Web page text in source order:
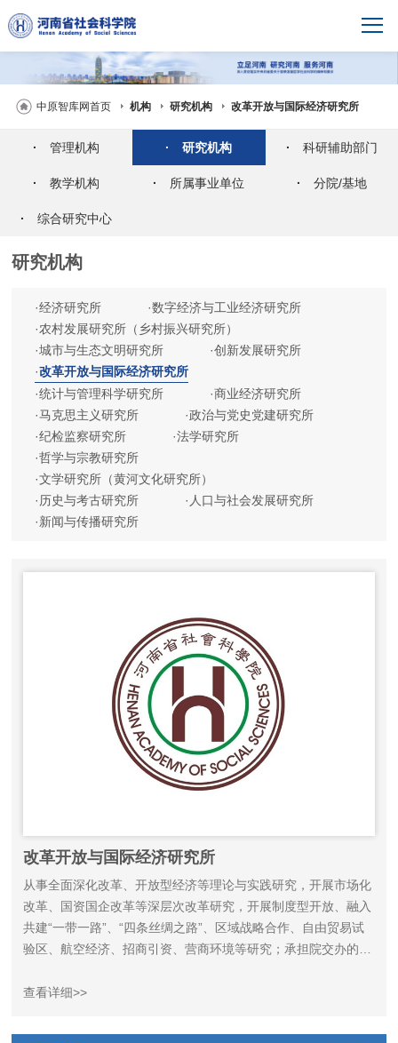
中原智库网首页 机构 研究机构 改革开放与国际经济研究所
· 管理机构 · 研究机构 · 科研辅助部门
· 教学机构 · 所属事业单位 · 分院/基地
· 综合研究中心
研究机构
·经济研究所 ·数字经济与工业经济研究所
·农村发展研究所（乡村振兴研究所）
·城市与生态文明研究所 ·创新发展研究所
·改革开放与国际经济研究所
·统计与管理科学研究所 ·商业经济研究所
·马克思主义研究所 ·政治与党史党建研究所
·纪检监察研究所 ·法学研究所
·哲学与宗教研究所
·文学研究所（黄河文化研究所）
·历史与考古研究所 · 人口与社会发展研究所
·新闻与传播研究所
改革开放与国际经济研究所
从事全面深化改革、开放型经济等理论与实践研究，开展市场化
改革、国资国企改革等深层次改革研究，开展制度型开放、融入
共建“一带一路”、“四条丝绸之路”、区域战略合作、自由贸易试
验区、航空经济、招商引资、营商环境等研究；承担院交办的科
查看详细>>